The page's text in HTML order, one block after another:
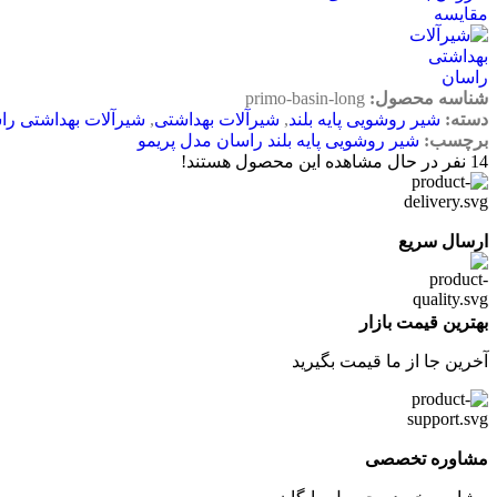
مقایسه
شناسه محصول: primo-basin-long
دسته: شیر روشویی پایه بلند, شیرآلات بهداشتی, شیرآلات بهداشتی
برچسب: شیر روشویی پایه بلند راسان مدل پریمو
14 نفر در حال مشاهده این محصول هستند!
ارسال سریع
بهترین قیمت بازار
آخرین جا از ما قیمت بگیرید
مشاوره تخصصی